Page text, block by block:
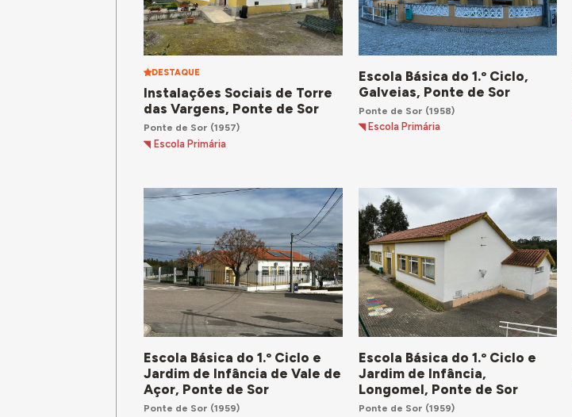
DESTAQUE
Instalações Sociais de Torre
das Vargens, Ponte de Sor
Ponte de Sor (1957)
Escola Primária
Escola Básica do 1.º Ciclo,
Galveias, Ponte de Sor
Ponte de Sor (1958)
Escola Primária
Escola Básica do 1.º Ciclo e
Jardim de Infância de Vale de
Açor, Ponte de Sor
Ponte de Sor (1959)
Escola Básica do 1.º Ciclo e
Jardim de Infância,
Longomel, Ponte de Sor
Ponte de Sor (1959)